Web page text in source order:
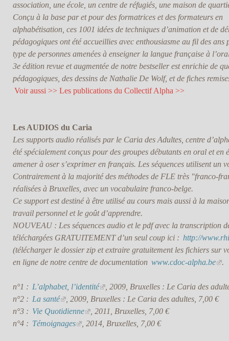
association, une école, un centre de réfugiés, une maison de
Conçu à la base par et pour des formatrices et des formateurs en
alphabétisation, ces 1001 idées de techniques d’animation et de
pédagogiques ont été accueillies avec enthousiasme au fil des ans
type de personnes amenées à enseigner la langue française à
3e édition revue et augmentée de notre bestseller est enrichie de
pédagogiques, des dessins de Nathalie De Wolf, et de fiches
Voir aussi >> Les publications du Collectif Alpha >>
Les AUDIOS du Caria
Les supports audio réalisés par le Caria des Adultes, centre
été spécialement conçus pour des groupes débutants en oral et
amener à oser s’exprimer en français. Les séquences utilisent un
Contrairement à la majorité des méthodes de FLE très "franco-
réalisées à Bruxelles, avec un vocabulaire franco-belge.
Ce support est destiné à être utilisé au cours mais aussi à la
travail personnel et le goût d’apprendre.
NOUVEAU : Les séquences audio et le pdf avec la transcription
téléchargées GRATUITEMENT d’un seul coup ici : http://
(télécharger le dossier zip et extraire gratuitement les fichiers sur
en ligne de notre centre de documentation www.cdoc-alpha.be .
n°1 : L’alphabet, l’identité
, 2009, Bruxelles : Le Caria des
n°2 : La santé
, 2009, Bruxelles : Le Caria des adultes, 7,00 €
n°3 : Vie Quotidienne
, 2011, Bruxelles, 7,00 €
n°4 : Témoignages , 2014, Bruxelles, 7,00 €